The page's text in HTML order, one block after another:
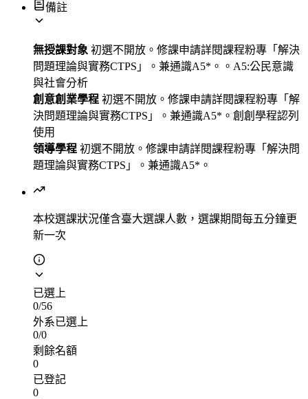
備註
無授課對象 初選不開放。修課申請詳閱課程粉專「解決
問題理論與實務CTPS」。兼通識A5*。。A5:公民意識
與社會分析
創意創業學程 初選不開放。修課申請詳閱課程粉專「解
決問題理論與實務CTPS」。兼通識A5*。創創學程認列
使用
領導學程 初選不開放。修課申請詳閱課程粉專「解決問
題理論與實務CTPS」。兼通識A5*。
本校選課狀況僅含臺大選課人數，選課期間每五分鐘更
新一次
已選上
0/56
外系已選上
0/0
剩餘名額
0
已登記
0